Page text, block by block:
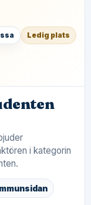
Ledig plats
i kategorin